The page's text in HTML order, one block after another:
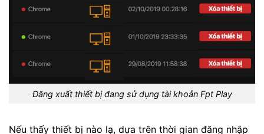
Đăng xuất thiết bị đang sử dụng tài khoản Fpt Play
Nếu thấy thiết bị nào lạ, dựa trên thời gian đăng nhập